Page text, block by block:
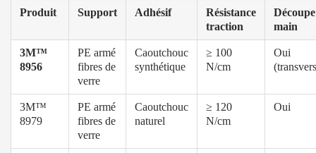
Produit Support Adhésif
Résistance
traction
Découpe
main
3M™
8956
PE armé
fibres de
verre
Caoutchouc
synthétique
≥ 100
N/cm
Oui
3M™
8979
PE armé
fibres de
verre
Caoutchouc
naturel
≥ 120
N/cm
Oui